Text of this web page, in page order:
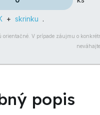
+ skrinku .
orientačné. V prípade záujmu o
popis